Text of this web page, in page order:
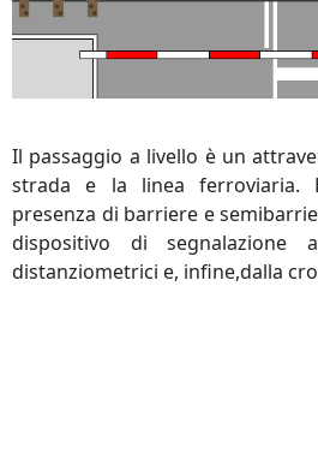
Il passaggio a livello è un
strada e la linea ferroviaria.
presenza di barriere e
dispositivo di segnalazione
distanziometrici e, infine,dalla